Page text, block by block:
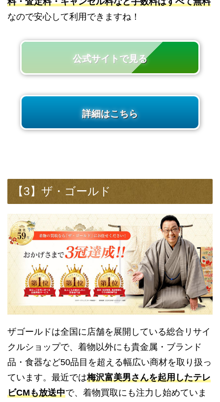
なので安心して利用できますね！
公式サイトで見る
詳細はこちら
【3】ザ・ゴールド
ザゴールドは全国に店舗を展開している総合リサイ
クルショップで、着物以外にも貴金属・ブランド
品・食器など50品目を超える幅広い商材を取り扱っ
ています。最近では梅沢富美男さんを起用したテレ
ビCMも放送中で、着物買取にも注力し始めていま